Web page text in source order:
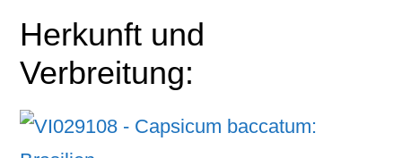
Herkunft und
Verbreitung: